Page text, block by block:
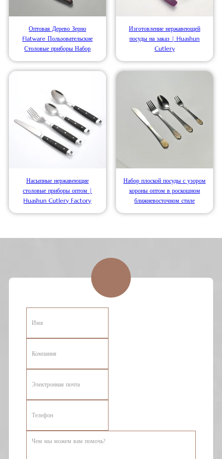
Оптовая Дерево Зерно
Flatware Пользовательские
Столовые приборы Набор
Изготовление нержавеющей
посуды на заказ | Huashun
Cutlery
Насыпные нержавеющие
столовые приборы оптом |
Huashun Cutlery Factory
Набор плоской посуды с узором
короны оптом в роскошном
ближневосточном стиле